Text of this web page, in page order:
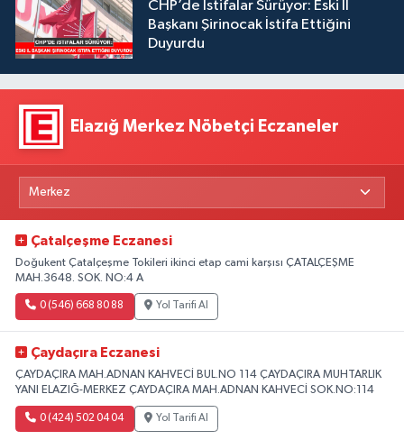
CHP’de İstifalar Sürüyor: Eski İl
Başkanı Şirinocak İstifa Ettiğini
Duyurdu
Elazığ Merkez Nöbetçi Eczaneler
Çatalçeşme Eczanesi
Doğukent Çatalçeşme Tokileri ikinci etap cami karşısı ÇATALÇEŞME
MAH.3648. SOK. NO:4 A
0 (546) 668 80 88 Yol Tarifi Al
Çaydaçıra Eczanesi
ÇAYDAÇIRA MAH.ADNAN KAHVECİ BUL.NO 114 ÇAYDAÇIRA MUHTARLIK
YANI ELAZIĞ-MERKEZ ÇAYDAÇIRA MAH.ADNAN KAHVECİ SOK.NO:114
0 (424) 502 04 04 Yol Tarifi Al